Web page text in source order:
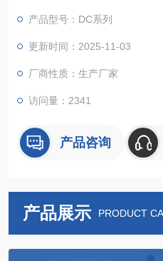
产品型号：DC系列
更新时间：2025-11-03
厂商性质：生产厂家
访问量：2341
产品咨询
产品展示 PRODUCT